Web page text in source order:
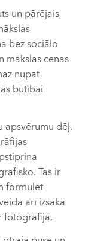
un pārējais
bez sociālo
mākslas cenas
nupat
būtībai
apsvērumu dēļ.
Tas ir
formulēt
arī izsaka
fotogrāfija.